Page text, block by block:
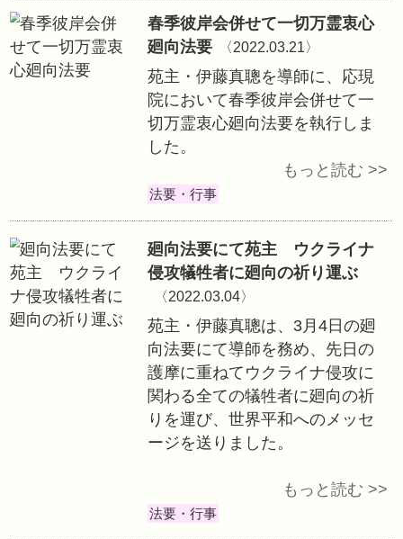
に、計1600万円
決定しました。
社会貢献活動
真如教主様お誕生
3月27日、28日の
悠音精舎、総本部
結び、真如教主様
祭を執行しました
法要・行事
春季彼岸会併せ